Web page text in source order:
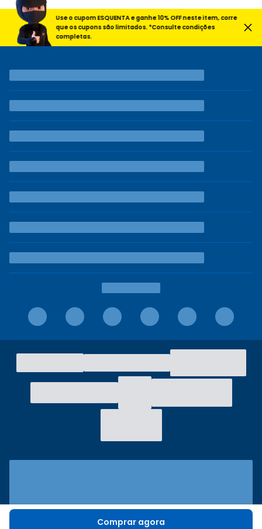
Comprar agora
Use o cupom ESQUENTA e ganhe 10% OFF neste item, corre
que os cupons são limitados. *Consulte condições
completas.